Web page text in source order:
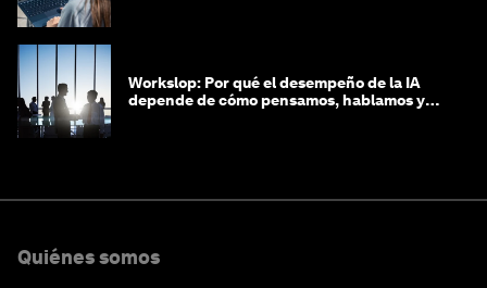
Workslop: Por qué el desempeño de la IA
depende de cómo pensamos, hablamos y
Quiénes somos